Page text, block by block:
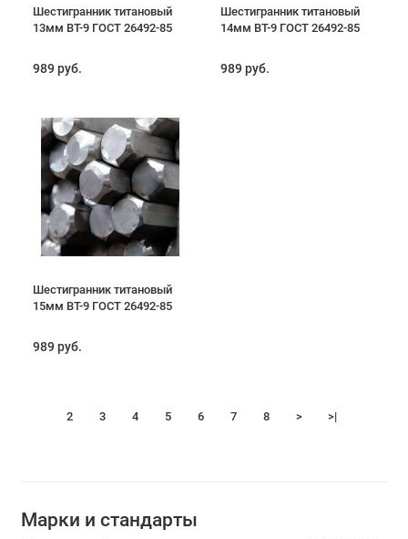
Шестигранник титановый
13мм ВТ-9 ГОСТ 26492-85
989 руб.
Шестигранник титановый
14мм ВТ-9 ГОСТ 26492-85
989 руб.
Шестигранник титановый
15мм ВТ-9 ГОСТ 26492-85
989 руб.
2 3 4 5 6 7 8 > >|
Марки и стандарты